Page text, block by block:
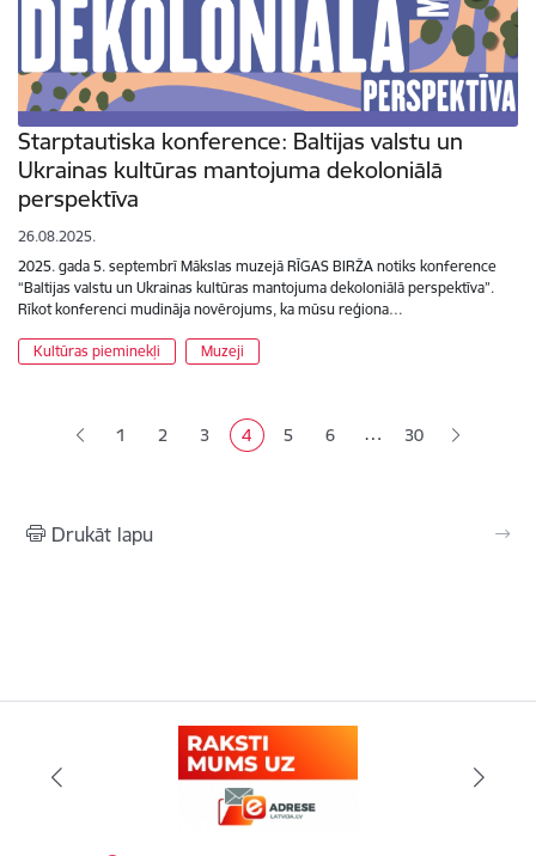
Starptautiska konference: Baltijas valstu un
Ukrainas kultūras mantojuma dekoloniālā
perspektīva
26.08.2025.
2025. gada 5. septembrī Mākslas muzejā RĪGAS BIRŽA notiks konference
“Baltijas valstu un Ukrainas kultūras mantojuma dekoloniālā perspektīva”.
Rīkot konferenci mudināja novērojums, ka mūsu reģiona…
Kultūras pieminekļi Muzeji
Lapa
1 Lapa
2 Lapa
3 Pašreizējā lapa
4 Lapa
5 Lapa
6 … 30
Drukāt lapu